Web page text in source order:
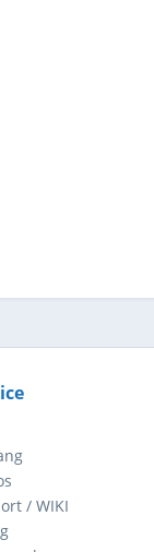
/ WIKI